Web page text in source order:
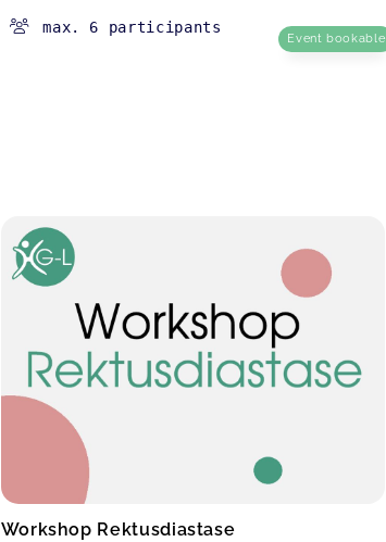
max. 6 participants
Event bookable
Workshop Rektusdiastase